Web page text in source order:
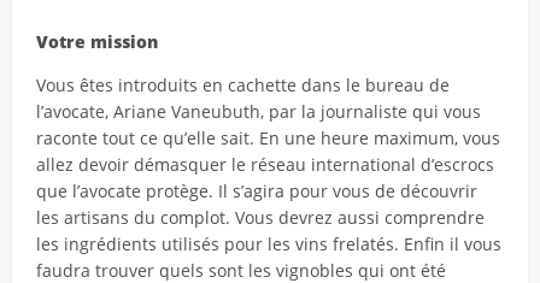
Votre mission
Vous êtes introduits en cachette dans le bureau de
l’avocate, Ariane Vaneubuth, par la journaliste qui vous
raconte tout ce qu’elle sait. En une heure maximum, vous
allez devoir démasquer le réseau international d’escrocs
que l’avocate protège. Il s’agira pour vous de découvrir
les artisans du complot. Vous devrez aussi comprendre
les ingrédients utilisés pour les vins frelatés. Enfin il vous
faudra trouver quels sont les vignobles qui ont été